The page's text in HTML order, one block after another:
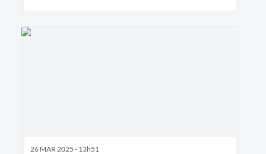
26 MAR 2025 - 13h51